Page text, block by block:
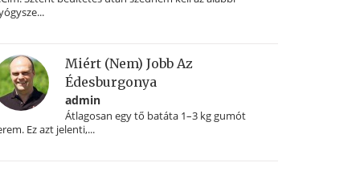
Miért (nem) Jobb Az
Édesburgonya
admin
Átlagosan egy tő batáta 1–3 kg gumót
Ez azt jelenti,...